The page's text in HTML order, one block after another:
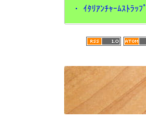
・ ｲﾀﾘｱﾝﾁｬｰﾑｽﾄﾗｯﾌﾟ